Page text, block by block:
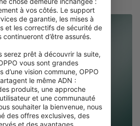
à vos côtés. Le support
de garantie, les mises à
et les correctifs de sécurité de
continueront d’être assurés.
serez prêt à découvrir la suite,
vous sont grandes
d’une vision commune, OPPO
le même ADN :
produits, une approche
et une communauté
souhaiter la bienvenue, nous
des offres exclusives, des